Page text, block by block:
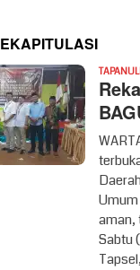
aman,
Sabtu